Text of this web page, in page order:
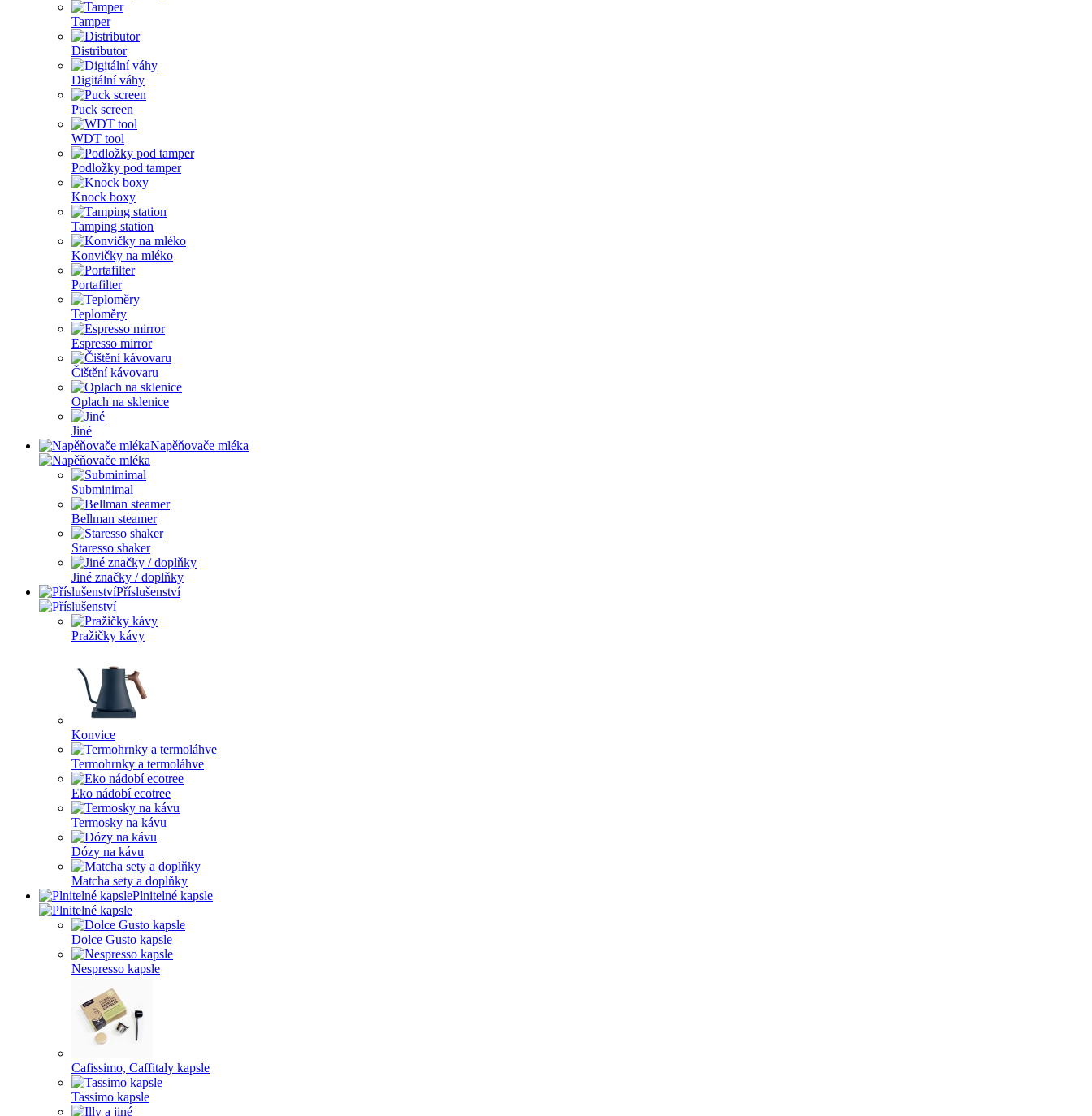
Tamper
Distributor
Digitální váhy
Puck screen
WDT tool
Podložky pod tamper
Knock boxy
Tamping station
Konvičky na mléko
Portafilter
Teploměry
Espresso mirror
Čištění kávovaru
Oplach na sklenice
Jiné
Napěňovače mléka
Subminimal
Bellman steamer
Staresso shaker
Jiné značky / doplňky
Příslušenství
Pražičky kávy
Konvice
Termohrnky a termoláhve
Eko nádobí ecotree
Termosky na kávu
Dózy na kávu
Matcha sety a doplňky
Plnitelné kapsle
Dolce Gusto kapsle
Nespresso kapsle
Cafissimo, Caffitaly kapsle
Tassimo kapsle